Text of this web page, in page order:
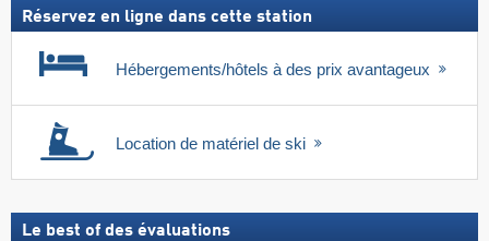
Réservez en ligne dans cette station
Hébergements/hôtels à des prix avantageux
Location de matériel de ski
Le best of des évaluations